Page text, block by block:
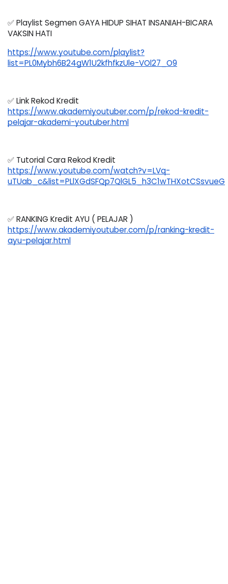
✅ Playlist Segmen GAYA HIDUP SIHAT INSANIAH-BICARA
VAKSIN HATI
https://www.youtube.com/playlist?
list=PL0Mybh6B24gW1U2kfhfkzUle-VOl27_O9
https://www.akademiyoutuber.com/p/rekod-kredit-
pelajar-akademi-youtuber.html
https://www.youtube.com/watch?v=LVq-
uTUab_c&list=PLlXGdSFQp7QlGL5_h3C1wTHXotCSsvueG
https://www.akademiyoutuber.com/p/ranking-kredit-
ayu-pelajar.html